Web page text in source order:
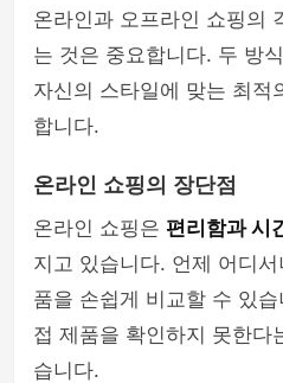
온라인과 오프라인 쇼핑의
는 것은 중요합니다. 두 방
자신의 스타일에 맞는 최적
합니다.
온라인 쇼핑의 장단점
온라인 쇼핑은 편리함과 시
지고 있습니다. 언제 어디
품을 손쉽게 비교할 수 있
접 제품을 확인하지 못한다
습니다.